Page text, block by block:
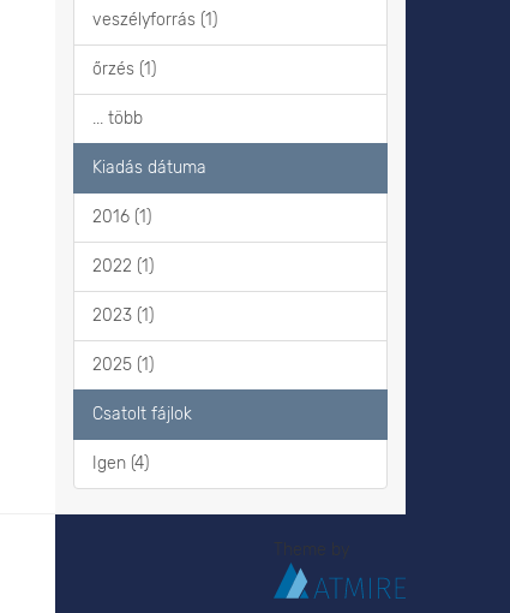
veszélyforrás (1)
őrzés (1)
... több
Kiadás dátuma
2016 (1)
2022 (1)
2023 (1)
2025 (1)
Csatolt fájlok
Igen (4)
Theme by